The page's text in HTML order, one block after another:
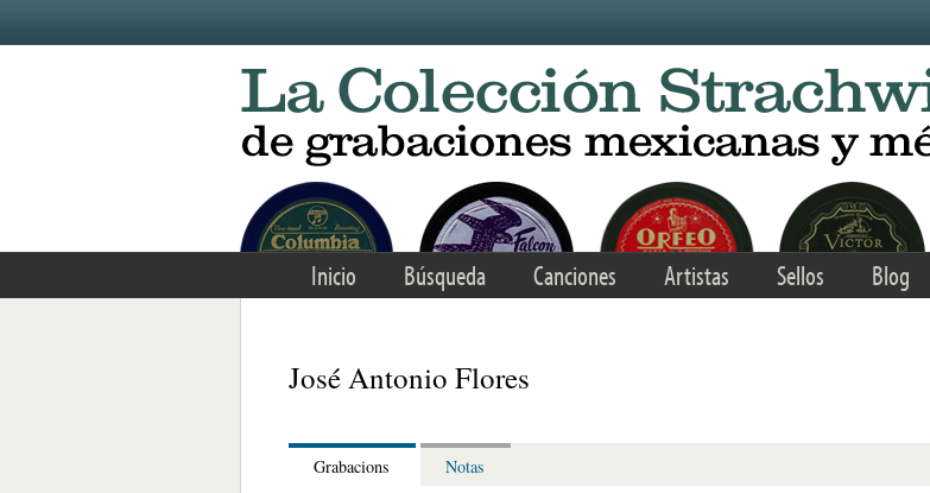
Inicio Búsqueda Canciones Artistas Sellos Blog
José Antonio Flores
Grabacions Notas